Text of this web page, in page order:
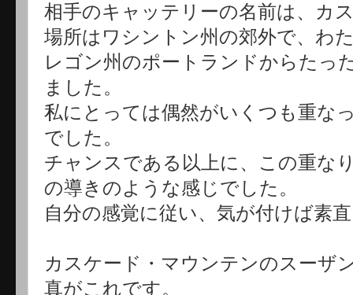
相手のキャッテリーの名前は、カ
場所はワシントン州の郊外で、わ
レゴン州のポートランドからたっ
ました。
私にとっては偶然がいくつも重な
でした。
チャンスである以上に、この重な
の導きのような感じでした。
自分の感覚に従い、気が付けば素
カスケード・マウンテンのスーザ
真がこれです。